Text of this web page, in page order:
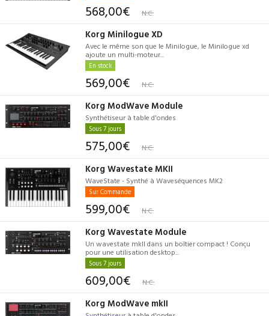
568,00€ N.C.
Korg Minilogue XD
Avec le même son que le Minilogue, le Minilogue xd
ajoute un multi-moteur...
En stock
569,00€ N.C.
Korg ModWave Module
Synthétiseur à table d'ondes
Sous 7 jours
575,00€ N.C.
Korg Wavestate MKII
WaveState - Synthé à Waveséquences MK2
Sur Commande
599,00€ N.C.
Korg Wavestate Module
Un wavestate mkII dans un boîtier compact ! Conçu
pour une utilisation desktop...
Sous 7 jours
609,00€ N.C.
Korg ModWave mkII